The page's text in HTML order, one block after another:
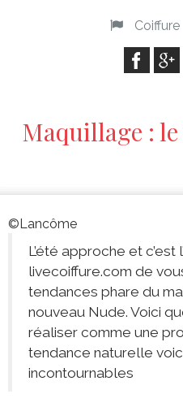
Coiffure
Maquillage : le
©Lancôme
L’été approche et c’est
livecoiffure.com de
tendances phare du
nouveau Nude. Voici
réaliser comme une
tendance naturelle
incontournables